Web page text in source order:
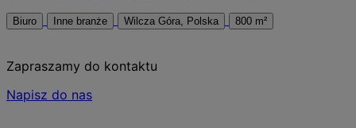
Biuro Inne branże Wilcza Góra, Polska 800 m²
Zapraszamy do kontaktu
Napisz do nas